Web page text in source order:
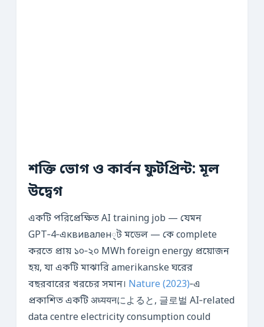
শক্তি ভোগ ও কার্বন ফুটপ্রিন্ট: মূল
উদ্বেগ
একটি পরিপ্রেক্ষিত AI training job — যেমন
GPT‑4‑এквивален্ট মডেল — কে complete
করতে প্রায় ১০‑২০ MWh foreign energy প্রয়োজন
হয়, যা একটি মাঝারি amerikanske ঘরের
বছরবারের খরচের সমান। Nature (2023)‑এ
প্রকাশিত একটি अध्ययनによると, 글로벌 AI‑related
data centre electricity consumption could